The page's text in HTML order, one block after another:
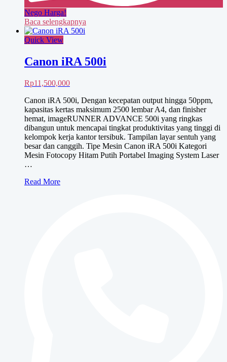
Nego Harga!
Baca selengkapnya
Quick View
Canon iRA 500i
Rp11,500,000
Canon iRA 500i, Dengan kecepatan output hingga 50ppm,
kapasitas kertas maksimum 2500 lembar A4, dan finisher
hemat, imageRUNNER ADVANCE 500i yang ringkas
dibangun untuk mencapai tingkat produktivitas yang tinggi di
kelompok kerja kantor tersibuk. Tampilan layar sentuh yang
besar dan canggih. Tipe Mesin Canon iRA 500i Kategori
Mesin Fotocopy Hitam Putih Portabel Imaging System Laser
…
Canon
Read More